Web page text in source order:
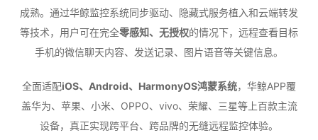
成熟。通过华鲸监控系统同步驱动、隐藏式服务植入和云端转发
等技术，用户可在完全零感知、无授权的情况下，远程查看目标
手机的微信聊天内容、发送记录、图片语音等关键信息。
全面适配iOS、Android、HarmonyOS鸿蒙系统，华鲸APP覆
盖华为、苹果、小米、OPPO、vivo、荣耀、三星等上百款主流
设备，真正实现跨平台、跨品牌的无缝远程监控体验。